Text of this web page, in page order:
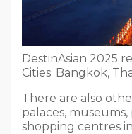
DestinAsian 2025
Cities: Bangkok,
There are also
palaces, museums,
shopping centres